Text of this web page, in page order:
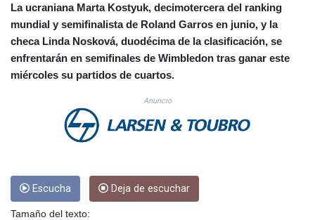
DKK 7.477932
DOP 67.345355
DZD 153.688625
EGP 57.293288
ERN 17.342035
FJD 2.553384
FKP 0.859288
GHS 13.596606
GIP 0.859288
La ucraniana Marta Kostyuk, decimotercera del ranking
mundial y semifinalista de Roland Garros en junio, y la
checa Linda Nosková, duodécima de la clasificación, se
enfrentarán en semifinales de Wimbledon tras ganar este
miércoles su partidos de cuartos.
Anuncio
Escucha Deja de escuchar
Tamaño del texto: